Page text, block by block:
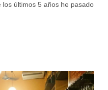
últimos 5 años he pasado